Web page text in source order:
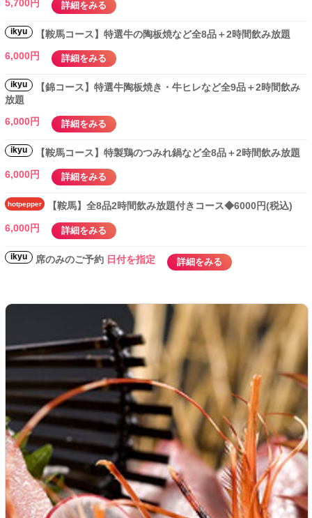
5,700円 詳細をみる
ikyu
【鞍馬コース】特選牛の陶板焼など全8品＋2時間飲み放題
6,000円
詳細をみる
ikyu
【錦コース】特選牛陶板焼き・牛ヒレなど全9品＋2時間飲み
放題
6,000円
詳細をみる
ikyu
【鞍馬コース】特製鶏のつみれ鍋など全8品＋2時間飲み放題
6,000円
詳細をみる
hotpepper
【鞍馬】全8品2時間飲み放題付きコース◆6000円(税込)
6,000円
詳細をみる
ikyu 席のみのご予約 日付を指定 詳細をみる